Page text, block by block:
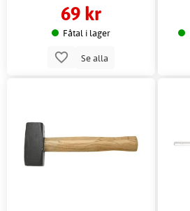
69 kr
Fåtal i lager
Se alla